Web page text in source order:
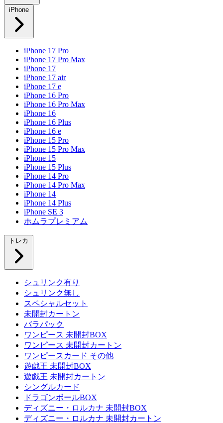
iPhone
iPhone 17 Pro
iPhone 17 Pro Max
iPhone 17
iPhone 17 air
iPhone 17 e
iPhone 16 Pro
iPhone 16 Pro Max
iPhone 16
iPhone 16 Plus
iPhone 16 e
iPhone 15 Pro
iPhone 15 Pro Max
iPhone 15
iPhone 15 Plus
iPhone 14 Pro
iPhone 14 Pro Max
iPhone 14
iPhone 14 Plus
iPhone SE 3
ホムラプレミアム
トレカ
シュリンク有り
シュリンク無し
スペシャルセット
未開封カートン
バラパック
ワンピース 未開封BOX
ワンピース 未開封カートン
ワンピースカード その他
遊戯王 未開封BOX
遊戯王 未開封カートン
シングルカード
ドラゴンボールBOX
ディズニー・ロルカナ 未開封BOX
ディズニー・ロルカナ 未開封カートン